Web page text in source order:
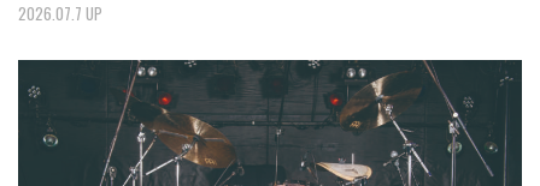
2026.07.7 UP